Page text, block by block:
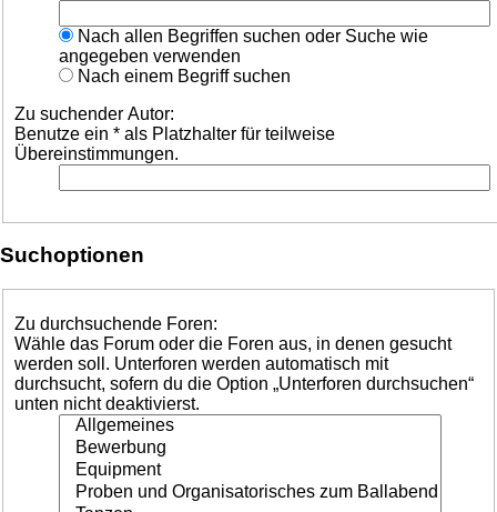
Nach allen Begriffen suchen oder Suche wie
angegeben verwenden
Nach einem Begriff suchen
Zu suchender Autor:
Benutze ein * als Platzhalter für teilweise
Übereinstimmungen.
Suchoptionen
Zu durchsuchende Foren:
Wähle das Forum oder die Foren aus, in denen gesucht
werden soll. Unterforen werden automatisch mit
durchsucht, sofern du die Option „Unterforen durchsuchen“
unten nicht deaktivierst.